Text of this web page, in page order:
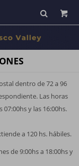
dentro de 72 a 96
Las horas
y las 16:00hs.
a 120 hs. hábiles.
de 9:00hs a 18:00hs y